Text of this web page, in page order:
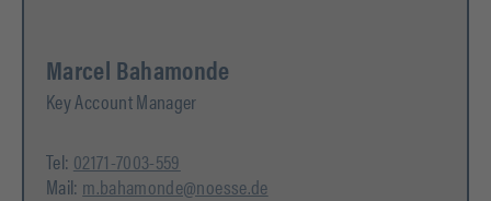
Marcel Bahamonde
Key Account Manager
Tel: 02171-7003-559
Mail: m.bahamonde@noesse.de